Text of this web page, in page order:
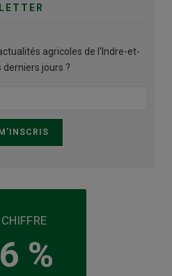
agricoles de l'Indre-et-
derniers jours ?
%